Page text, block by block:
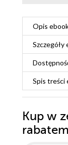
Opis
Szczegóły
Spis treści
Kup w
rabatem